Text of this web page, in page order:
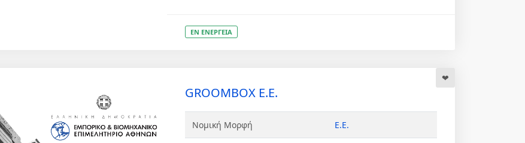
ΕΝ ΕΝΕΡΓΕΙΑ
GROOMBOX Ε.Ε.
Νομική Μορφή Ε.Ε.